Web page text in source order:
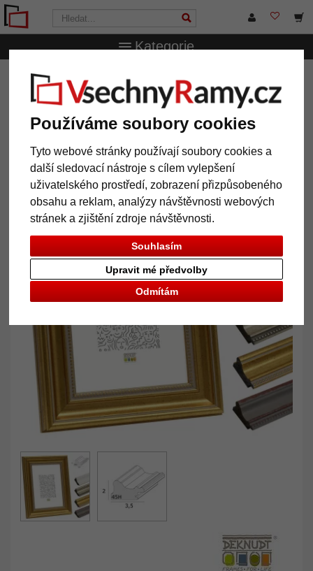
Používáme soubory cookies
Tyto webové stránky používají soubory cookies a
další sledovací nástroje s cílem vylepšení
uživatelského prostředí, zobrazení přizpůsobeného
obsahu a reklam, analýzy návštěvnosti webových
stránek a zjištění zdroje návštěvnosti.
Souhlasím
Odmítám
Upravit mé předvolby
Kategorie
VsechnRamy.cz Značky Deknudt
Stoumont ve stylu vintage
Plastový rám Stoumont ve stylu
vintage